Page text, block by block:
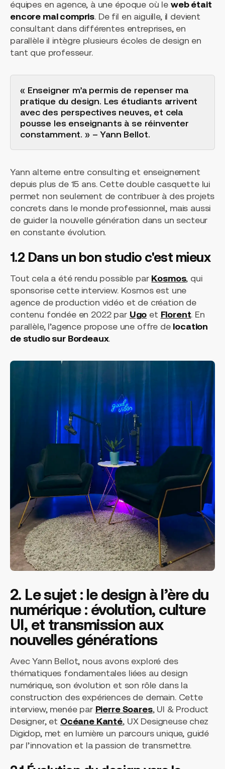
équipes en agence, à une époque où le web était
encore mal compris. De fil en aiguille, il devient
consultant dans différentes entreprises, en
parallèle il intègre plusieurs écoles de design en
tant que professeur.
« Enseigner m’a permis de repenser ma
pratique du design. Les étudiants arrivent
avec des perspectives neuves, et cela
pousse les enseignants à se réinventer
constamment. » – Yann Bellot.
Yann alterne entre consulting et enseignement
depuis plus de 15 ans. Cette double casquette lui
permet non seulement de contribuer à des projets
concrets dans le monde professionnel, mais aussi
de guider la nouvelle génération dans un secteur
en constante évolution.
1.2 Dans un bon studio c'est mieux
Tout cela a été rendu possible par Kosmos, qui
sponsorise cette interview. Kosmos est une
agence de production vidéo et de création de
contenu fondée en 2022 par Ugo et Florent. En
parallèle, l’agence propose une offre de location
de studio sur Bordeaux.
2. Le sujet : le design à l’ère du
numérique : évolution, culture
UI, et transmission aux
nouvelles générations
Avec Yann Bellot, nous avons exploré des
thématiques fondamentales liées au design
numérique, son évolution et son rôle dans la
construction des expériences de demain. Cette
interview, menée par Pierre Soares, UI & Product
Designer, et Océane Kanté, UX Designeuse chez
Digidop, met en lumière un parcours unique, guidé
par l’innovation et la passion de transmettre.